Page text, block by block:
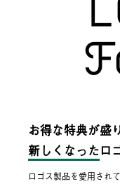
お得な特典が盛
新しくなった ロ
ロゴス製品を愛用され